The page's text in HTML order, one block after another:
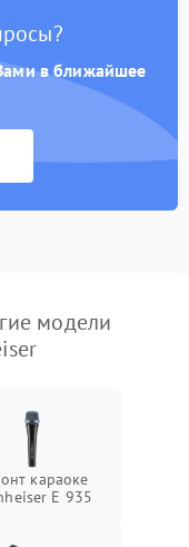
в ближайшее
модели
караоке
E 935